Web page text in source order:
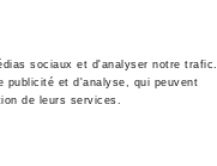
sociaux et d'analyser notre trafic.
publicité et d'analyse, qui peuvent
de leurs services.